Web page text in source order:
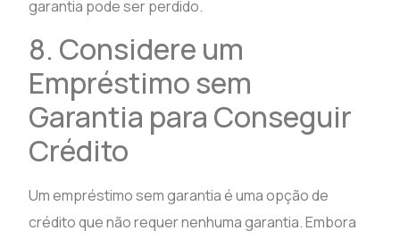
garantia pode ser perdido.
8. Considere um
Empréstimo sem
Garantia para Conseguir
Crédito
Um empréstimo sem garantia é uma opção de
crédito que não requer nenhuma garantia. Embora